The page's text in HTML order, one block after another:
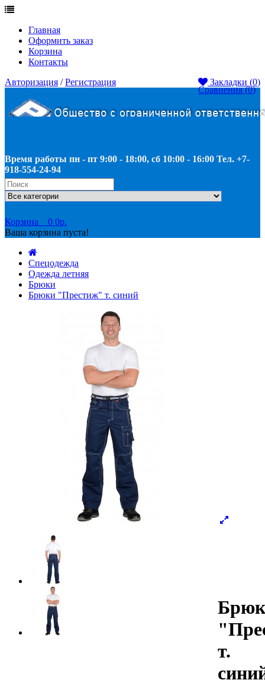
Главная
Оформить заказ
Корзина
Контакты
Закладки (0)
Сравнения (0)
Авторизация / Регистрация
Время работы пн - пт 9:00 - 18:00, сб 10:00 - 16:00 Тел. +7-
918-554-24-94
Корзина 0 0р.
Ваша корзина пуста!
Спецодежда
Одежда летняя
Брюки
Брюки "Престиж" т. синий
т.